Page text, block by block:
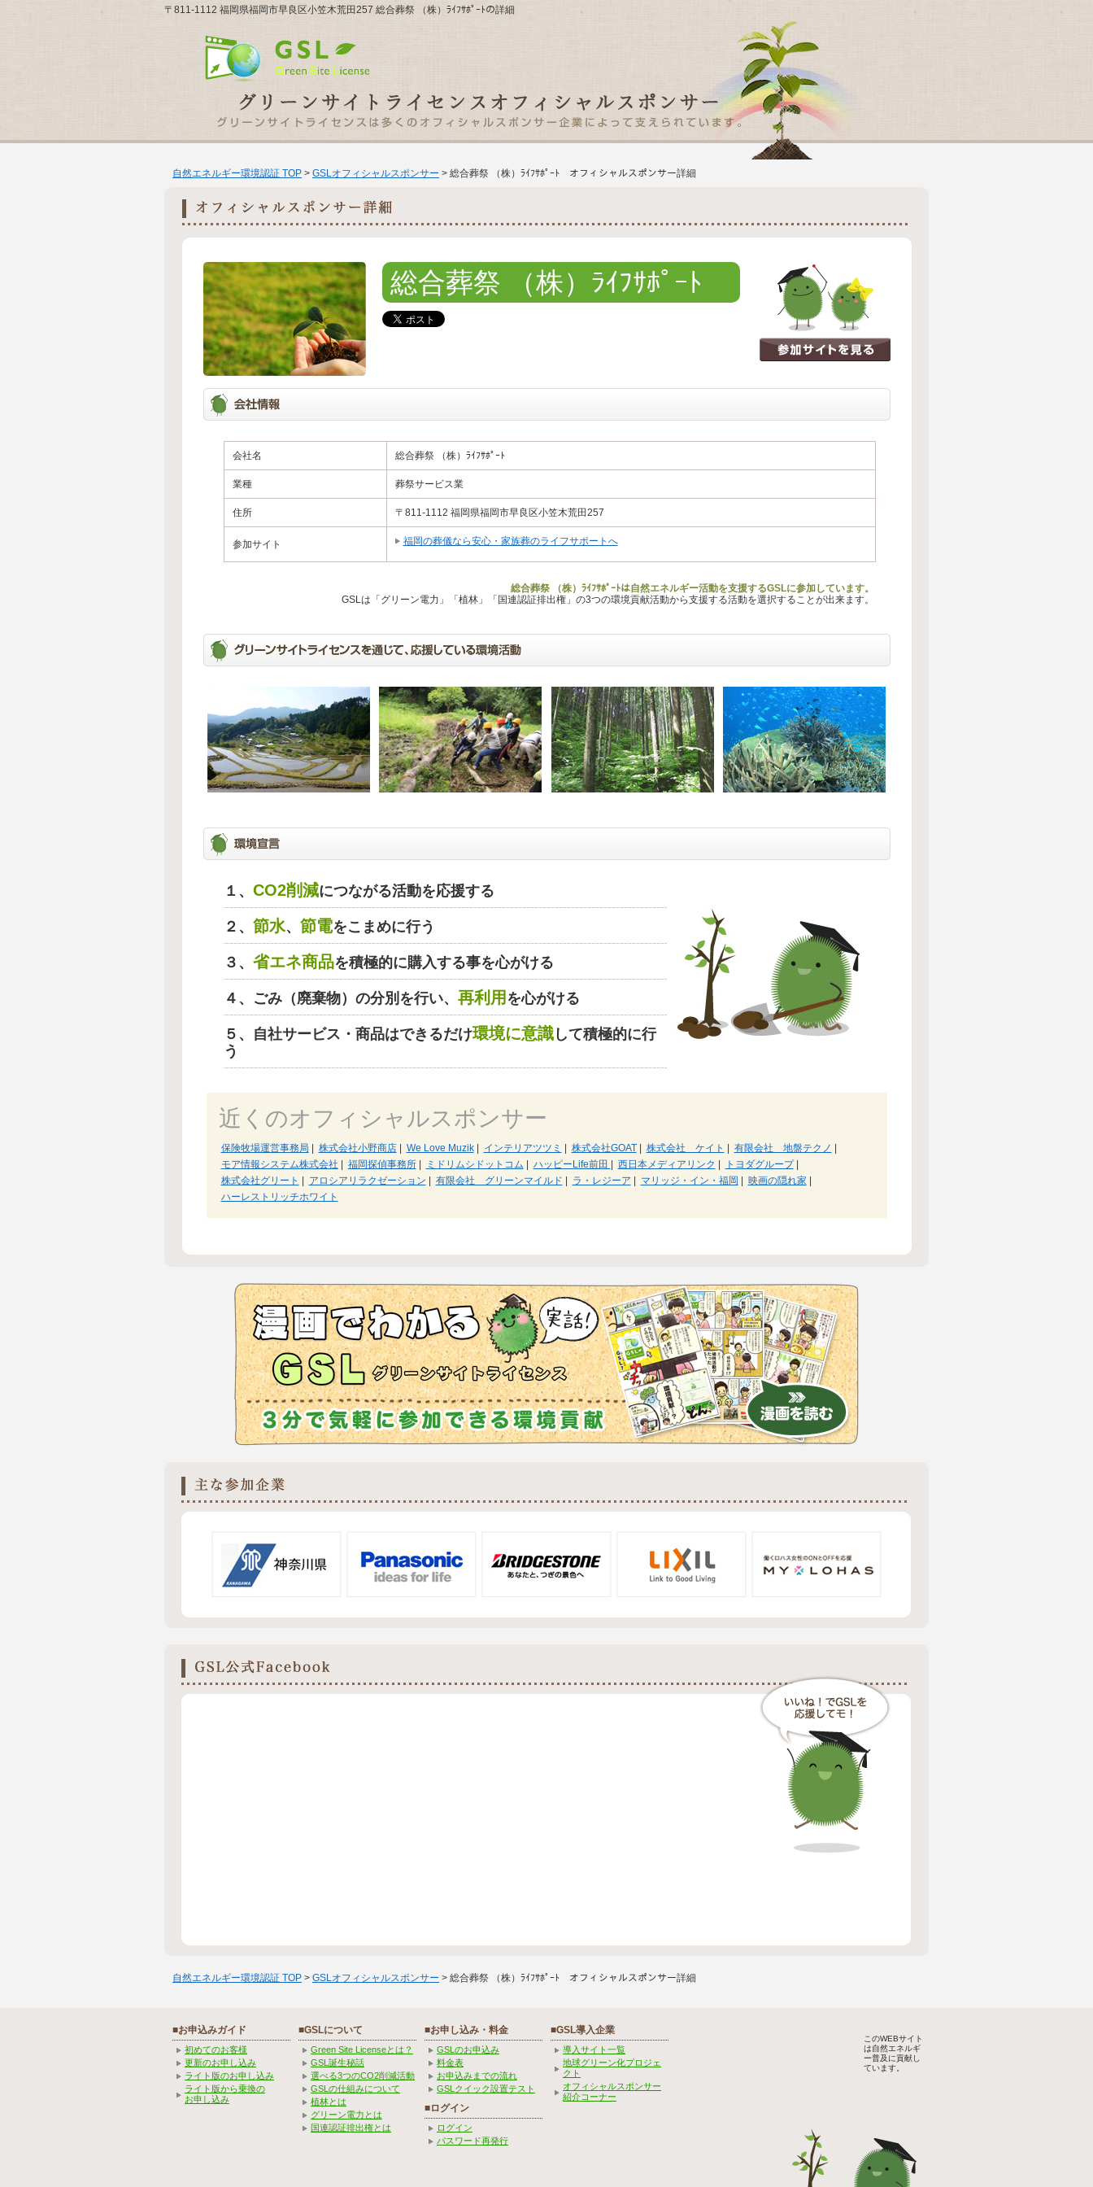
〒811-1112 福岡県福岡市早良区小笠木荒田257 総合葬祭 （株）ﾗｲﾌｻﾎﾟｰﾄの詳細
自然エネルギー環境認証 TOP > GSLオフィシャルスポンサー > 総合葬祭 （株）ﾗｲﾌｻﾎﾟｰﾄ オフィシャルスポンサー詳細
総合葬祭 （株）ﾗｲﾌｻﾎﾟｰﾄ
会社名 総合葬祭 （株）ﾗｲﾌｻﾎﾟｰﾄ
業種 葬祭サービス業
住所 〒811-1112 福岡県福岡市早良区小笠木荒田257
参加サイト 福岡の葬儀なら安心・家族葬のライフサポートへ
総合葬祭 （株）ﾗｲﾌｻﾎﾟｰﾄは自然エネルギー活動を支援するGSLに参加しています。
GSLは「グリーン電力」「植林」「国連認証排出権」の3つの環境貢献活動から支援する活動を選択することが出来ます。
１、 CO2削減につながる活動を応援する
２、 節水、 節電をこまめに行う
３、 省エネ商品を積極的に購入する事を心がける
４、ごみ（廃棄物）の分別を行い、 再利用 を心がける
５、自社サービス・商品はできるだけ環境に意識して積極的に行
う
近くのオフィシャルスポンサー
保険牧場運営事務局 株式会社小野商店| We Love Muzik| インテリアツツミ 株式会社GOAT| 株式会社 ケイト 有限会社 地盤テクノ
モア情報システム株式会社
福岡探偵事務所| ミドリムシドットコム ハッピーLife前田 西日本メディアリンク トヨダグループ|
株式会社グリート
アロシアリラクゼーション 有限会社 グリーンマイルド ラ・レジーア マリッジ・イン・福岡 映画の隠れ家
ハーレストリッチホワイト
自然エネルギー環境認証 TOP > GSLオフィシャルスポンサー > 総合葬祭 （株）ﾗｲﾌｻﾎﾟｰﾄ オフィシャルスポンサー詳細
■お申込みガイド
初めてのお客様
更新のお申し込み
ライト版のお申し込み
ライト版から乗換の
お申し込み
■GSLについて
Green Site Licenseとは？
GSL誕生秘話
選べる3つのCO2削減活動
GSLの仕組みについて
植林とは
グリーン電力とは
国連認証排出権とは
■お申し込み・料金
GSLのお申込み
料金表
お申込みまでの流れ
GSLクイック設置テスト
■ログイン
ログイン
パスワード再発行
■GSL導入企業
導入サイト一覧
地球グリーン化プロジェ
クト
オフィシャルスポンサー
紹介コーナー
このWEBサイト
は自然エネルギ
ー普及に貢献し
ています。